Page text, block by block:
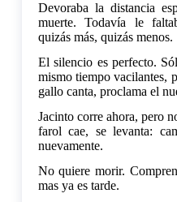
Devoraba la distancia
muerte. Todavía le
quizás más, quizás menos.
El silencio es perfecto.
mismo tiempo vacilantes,
gallo canta, proclama el
Jacinto corre ahora, pero
farol cae, se levanta:
nuevamente.
No quiere morir.
mas ya es tarde.